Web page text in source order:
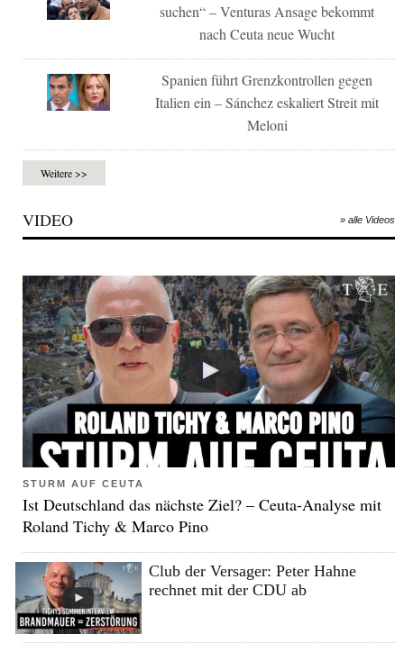
suchen“ – Venturas Ansage bekommt
nach Ceuta neue Wucht
Spanien führt Grenzkontrollen gegen
Italien ein – Sánchez eskaliert Streit mit
Meloni
Weitere >>
VIDEO » alle Videos
STURM AUF CEUTA
Ist Deutschland das nächste Ziel? – Ceuta-Analyse mit
Roland Tichy & Marco Pino
Club der Versager: Peter Hahne
rechnet mit der CDU ab